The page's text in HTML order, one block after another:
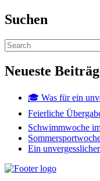
Suchen
Neueste
🎓 Was für ein
Feierliche
Schwimmwoche
Ein